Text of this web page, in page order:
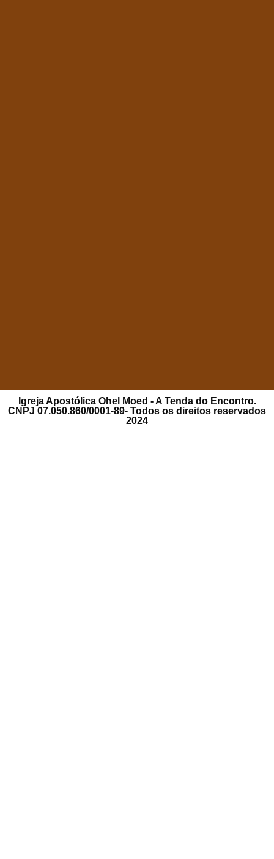
Igreja Apostólica Ohel Moed - A Tenda do Encontro.
CNPJ 07.050.860/0001-89- Todos os direitos reservados
2024